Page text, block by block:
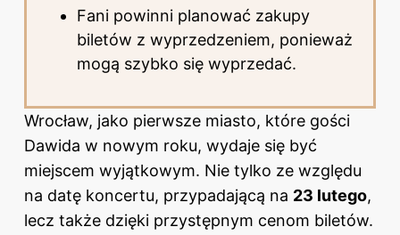
Fani powinni planować zakupy
biletów z wyprzedzeniem, ponieważ
mogą szybko się wyprzedać.
Wrocław, jako pierwsze miasto, które gości
Dawida w nowym roku, wydaje się być
miejscem wyjątkowym. Nie tylko ze względu
na datę koncertu, przypadającą na 23 lutego,
lecz także dzięki przystępnym cenom biletów.